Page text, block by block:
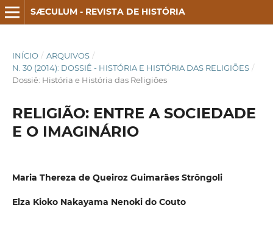
SÆCULUM - REVISTA DE HISTÓRIA
INÍCIO / ARQUIVOS /
N. 30 (2014): DOSSIÊ - HISTÓRIA E HISTÓRIA DAS RELIGIÕES /
Dossiê: História e História das Religiões
RELIGIÃO: ENTRE A SOCIEDADE
E O IMAGINÁRIO
Maria Thereza de Queiroz Guimarães Strôngoli
Elza Kioko Nakayama Nenoki do Couto